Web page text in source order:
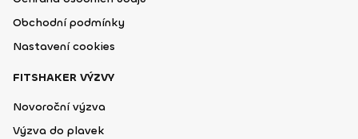
Obchodní podmínky
Nastavení cookies
FITSHAKER VÝZVY
Novoroční výzva
Výzva do plavek